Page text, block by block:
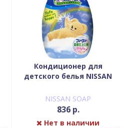
Кондиционер для
детского белья NISSAN
ароматом флакон 600 мл
NISSAN SOAP
836 р.
Нет в наличии